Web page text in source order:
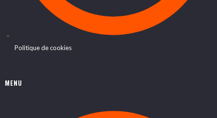
Politique de cookies
MENU